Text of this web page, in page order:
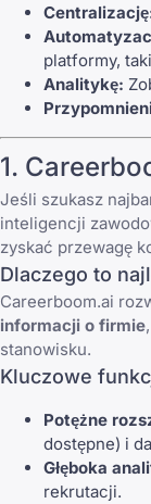
platformy,
Analitykę:
1.
Jeśli szukasz
inteligencji
zyskać przewagę
Dlaczego to
Careerboom.ai
informacji o firmie
stanowisku.
Kluczowe
Potężne
dostępne) i
Głęboka
rekrutacji.